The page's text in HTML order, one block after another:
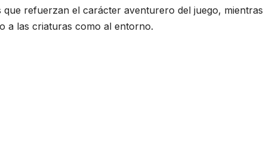
refuerzan el carácter aventurero del juego, mientras
a las criaturas como al entorno.